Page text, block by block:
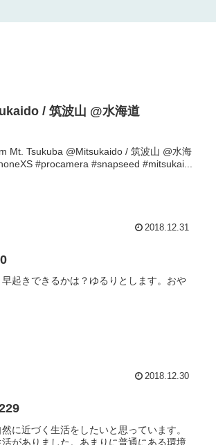
/ 筑波山 @水海道
Mt. Tsukuba @Mitsukaido / 筑波山 @水海
#procamera #snapseed #mitsukai...
2018.12.31
起きできるかは？ゆるりとします。おや
2018.12.30
に近づく生活をしたいと思っています。
がありました。あまりに普通にある環境